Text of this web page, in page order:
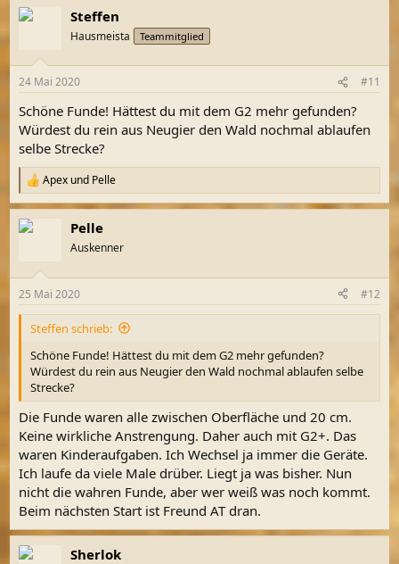
Steffen
Hausmeista Teammitglied
24 Mai 2020 #11
Schöne Funde! Hättest du mit dem G2 mehr gefunden?
Würdest du rein aus Neugier den Wald nochmal ablaufen
selbe Strecke?
R
e
a
k
e
n
Apex und Pelle
Pelle
Auskenner
25 Mai 2020 #12
Steffen schrieb:
Schöne Funde! Hättest du mit dem G2 mehr gefunden?
Würdest du rein aus Neugier den Wald nochmal ablaufen selbe
Strecke?
Die Funde waren alle zwischen Oberfläche und 20 cm.
Keine wirkliche Anstrengung. Daher auch mit G2+. Das
waren Kinderaufgaben. Ich Wechsel ja immer die Geräte.
Ich laufe da viele Male drüber. Liegt ja was bisher. Nun
nicht die wahren Funde, aber wer weiß was noch kommt.
Beim nächsten Start ist Freund AT dran.
Sherlok